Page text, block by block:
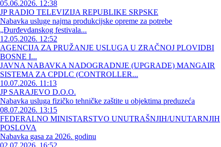
05.06.2026. 12:38
JP RADIO TELEVIZIJA REPUBLIKE SRPSKE
Nabavka usluge najma produkcijske opreme za potrebe
„Đurđevdanskog festivala...
12.05.2026. 12:52
AGENCIJA ZA PRUŽANJE USLUGA U ZRAČNOJ PLOVIDBI
BOSNE I...
JAVNA NABAVKA NADOGRADNJE (UPGRADE) MANGAIR
SISTEMA ZA CPDLC (CONTROLLER...
10.07.2026. 11:13
JP SARAJEVO D.O.O.
Nabavka usluga fizičko tehničke zaštite u objektima preduzeća
08.07.2026. 13:15
FEDERALNO MINISTARSTVO UNUTRAŠNJIH/UNUTARNJIH
POSLOVA
Nabavka gasa za 2026. godinu